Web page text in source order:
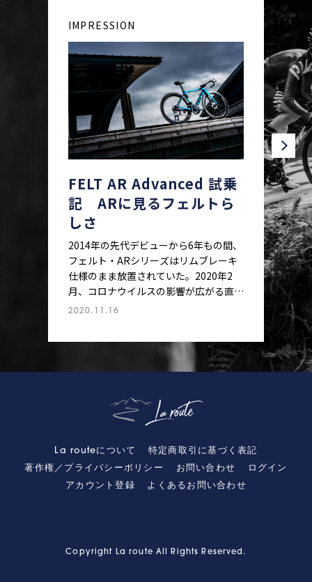
IMPRESSION
FELT AR Advanced 試乗
記 ARに見るフェルトら
しさ
2014年の先代デビューから6年もの間、
フェルト・ARシリーズはリムブレーキ
仕様のまま放置されていた。2020年2
月、コロナウイルスの影響が広がる直
前、遂に新型ARがお披露目される。黎
ンドグレードのARアドバンスドに安井
が乗った。フェルトが使うテキストリー
2020.11.16
La routeについて 特定商取引に基づく表記
著作権／プライバシーポリシー お問い合わせ ログイン
アカウント登録 よくあるお問い合わせ
Copyright La route All Rights Reserved.